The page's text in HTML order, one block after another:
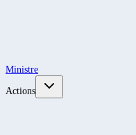
Ministre
Actions